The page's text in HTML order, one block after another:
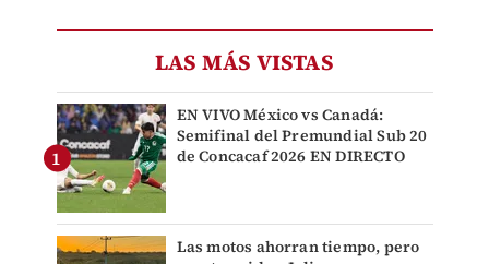
LAS MÁS VISTAS
EN VIVO México vs Canadá:
Semifinal del Premundial Sub 20
de Concacaf 2026 EN DIRECTO
Las motos ahorran tiempo, pero